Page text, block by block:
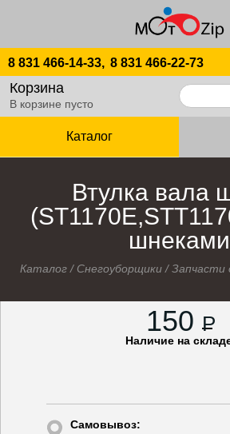
8 831 466-14-33, 8 831 466-22-73
Корзина
В корзине пусто
Каталог
Втулка вала
шнеками
Каталог/ Снегоуборщики/Запчасти
150 P
Наличие на
Самовывоз: